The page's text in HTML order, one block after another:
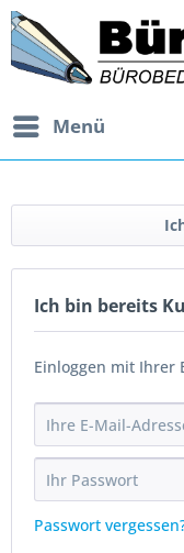
Menü
Ich bin bereits
Einloggen mit Ihrer
Passwort